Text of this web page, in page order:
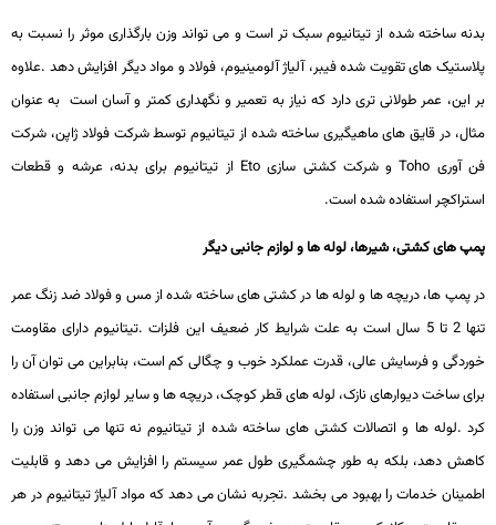
بدنه ساخته شده از تیتانیوم سبک تر است و می تواند وزن بارگذاری موثر را نسبت به
پلاستیک های تقویت شده فیبر، آلیاژ آلومینیوم، فولاد و مواد دیگر افزایش دهد .علاوه
بر این، عمر طولانی تری دارد که نیاز به تعمیر و نگهداری کمتر و آسان است به عنوان
مثال، در قایق های ماهیگیری ساخته شده از تیتانیوم توسط شرکت فولاد ژاپن، شرکت
فن آوری Toho و شرکت کشتی سازی Eto از تیتانیوم برای بدنه، عرشه و قطعات
استراکچر استفاده شده است.
پمپ های کشتی، شیرها، لوله ها و لوازم جانبی دیگر
در پمپ ها، دریچه ها و لوله ها در کشتی های ساخته شده از مس و فولاد ضد زنگ عمر
تنها 2 تا 5 سال است به علت شرایط کار ضعیف این فلزات
.تیتانیوم دارای مقاومت
خوردگی و فرسایش عالی، قدرت عملکرد خوب و چگالی کم است، بنابراین می توان آن را
برای ساخت دیوارهای نازک، لوله های قطر کوچک، دریچه ها و سایر لوازم جانبی استفاده
کرد .لوله ها و اتصالات کشتی های ساخته شده از تیتانیوم نه تنها می تواند وزن را
کاهش دهد، بلکه به طور چشمگیری طول عمر سیستم را افزایش می دهد و قابلیت
اطمینان خدمات را بهبود می بخشد.تجربه نشان می دهد که مواد آلیاژ تیتانیوم در هر